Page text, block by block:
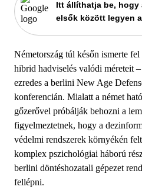
Itt állíthatja be, hogy
elsők között legyen
Németország túl későn ismerte
hibrid hadviselés valódi méreteit
ezredes a berlini New Age
konferencián. Mialatt a német
gőzerővel próbálják behozni a
figyelmeztetnek, hogy a
védelmi rendszerek környékén
komplex pszichológiai háború
berlini döntéshozatali gépezet
fellépni.